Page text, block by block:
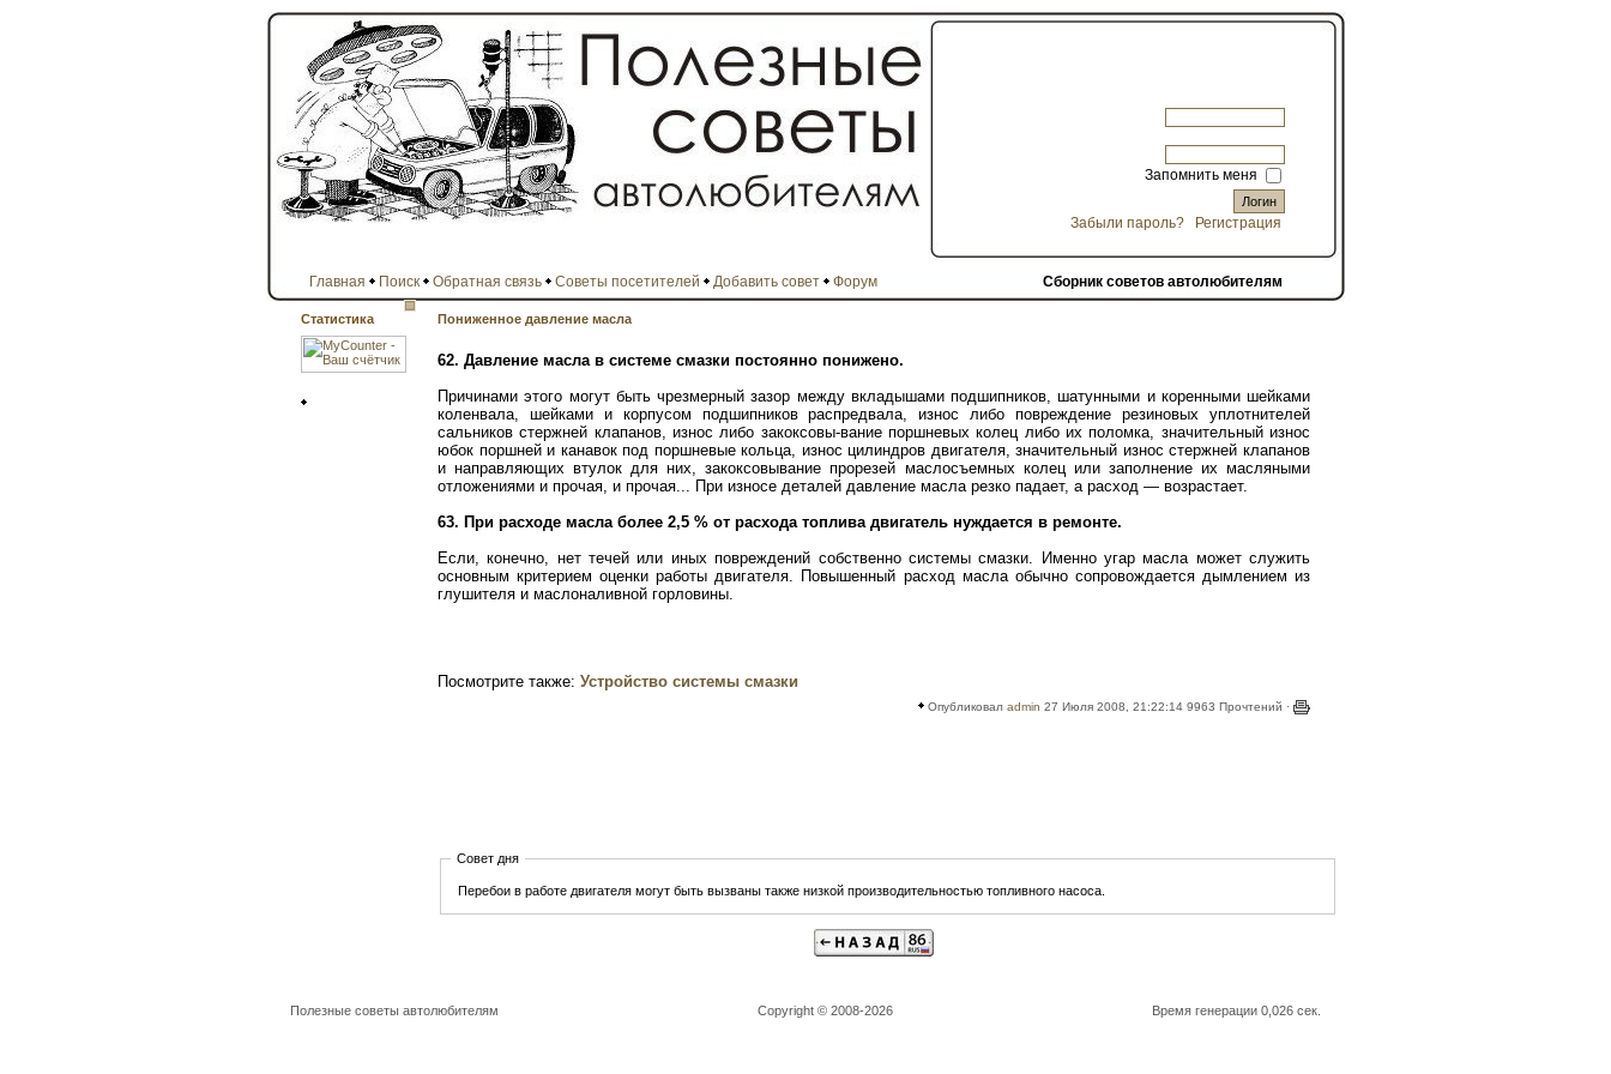
Запомнить меня
Забыли пароль? Регистрация
Главная Поиск Обратная связь Советы посетителей Добавить совет Форум Сборник советов автолюбителям
Статистика Пониженное давление масла
62. Давление масла в системе смазки постоянно понижено.
Причинами этого могут быть чрезмерный зазор между вкладышами подшипников, шатунными и коренными шейками
коленвала, шейками и корпусом подшипников распредвала, износ либо повреждение резиновых уплотнителей
сальников стержней клапанов, износ либо закоксовы-вание поршневых колец либо их поломка, значительный износ
юбок поршней и канавок под поршневые кольца, износ цилиндров двигателя, значительный износ стержней клапанов
и направляющих втулок для них, закоксовывание прорезей маслосъемных колец или заполнение их масляными
отложениями и прочая, и прочая... При износе деталей давление масла резко падает, а расход — возрастает.
63. При расходе масла более 2,5 % от расхода топлива двигатель нуждается в ремонте.
Если, конечно, нет течей или иных повреждений собственно системы смазки. Именно угар масла может служить
основным критерием оценки работы двигателя. Повышенный расход масла обычно сопровождается дымлением из
глушителя и маслоналивной горловины.
Посмотрите также: Устройство системы смазки
Опубликовал admin 27 Июля 2008, 21:22:14 9963 Прочтений ·
Совет дня
Перебои в работе двигателя могут быть вызваны также низкой производительностью топливного насоса.
Полезные советы автолюбителям Время генерации 0,026 сек.
Copyright © 2008-2026